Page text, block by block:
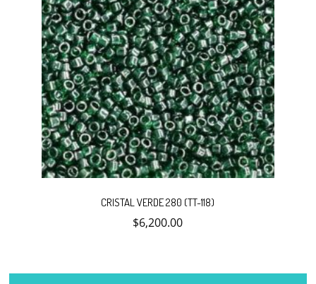
CRISTAL VERDE 280 (TT-118)
$6,200.00